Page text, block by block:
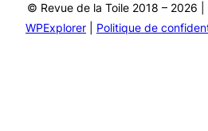
© Revue de la Toile 2018 – 2026 |
WPExplorer
Politique de